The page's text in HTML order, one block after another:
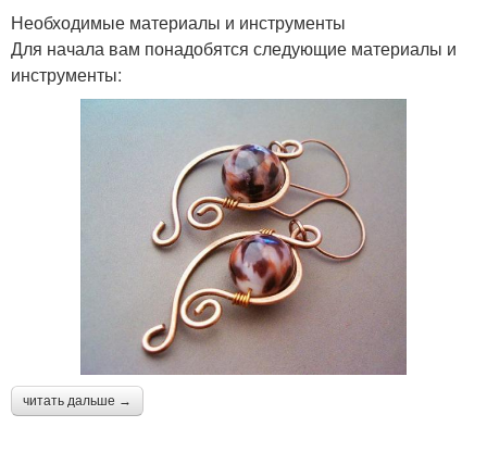
Необходимые материалы и инструменты
Для начала вам понадобятся следующие материалы и
инструменты:
читать дальше →